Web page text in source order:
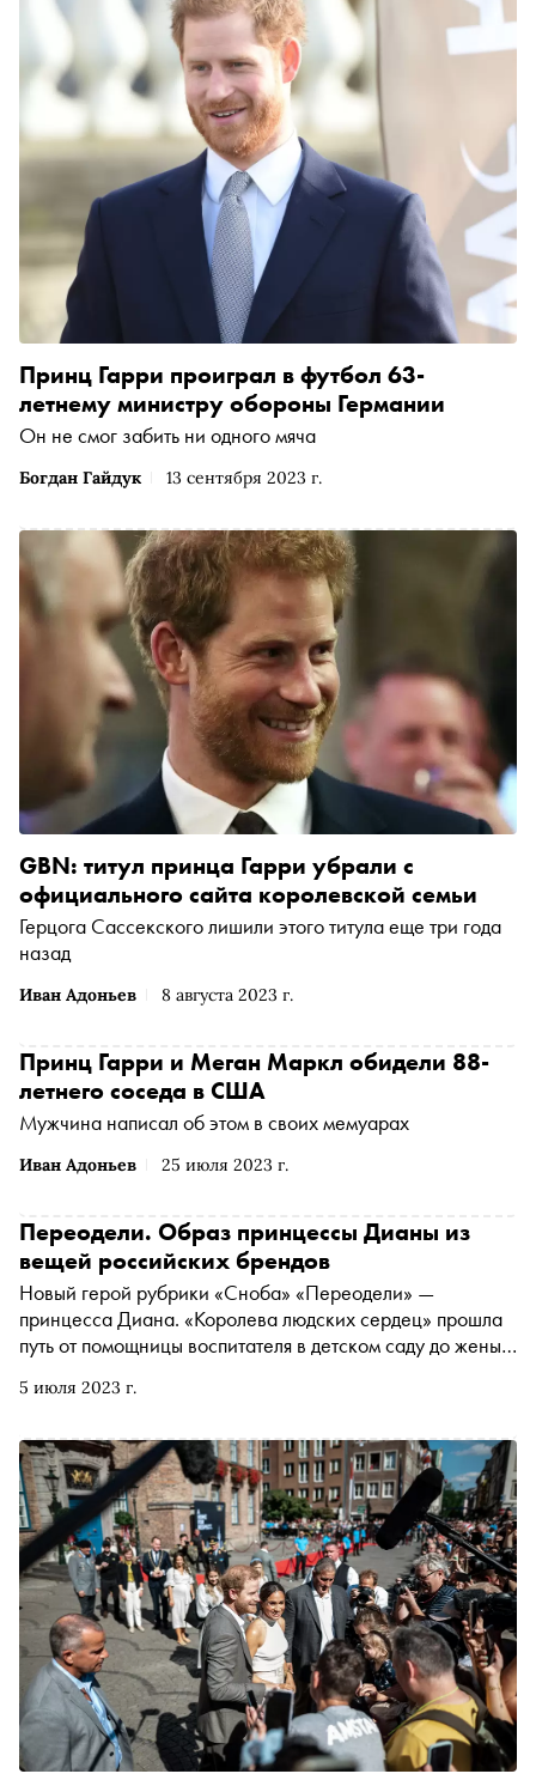
Богдан Гайдук 13 сентября 2023 г.
Принц Гарри проиграл в футбол 63-
летнему министру обороны Германии
Он не смог забить ни одного мяча
Иван Адоньев 8 августа 2023 г.
GBN: титул принца Гарри убрали с
официального сайта королевской семьи
Герцога Сассекского лишили этого титула еще три года
назад
Иван Адоньев 25 июля 2023 г.
Принц Гарри и Меган Маркл обидели 88-
летнего соседа в США
Мужчина написал об этом в своих мемуарах
5 июля 2023 г.
Переодели. Образ принцессы Дианы из
вещей российских брендов
Новый герой рубрики «Сноба» «Переодели» —
принцесса Диана. «Королева людских сердец» прошла
путь от помощницы воспитателя в детском саду до жены
изменился кардинально. Обозреватель «Сноба» Аня
похожие вещи в коллекциях российских дизайнеров